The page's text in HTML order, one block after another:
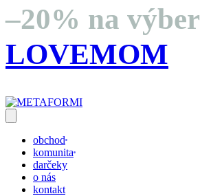
–20% na výber
LOVEMOM
obchod
komunita
darčeky
o nás
kontakt